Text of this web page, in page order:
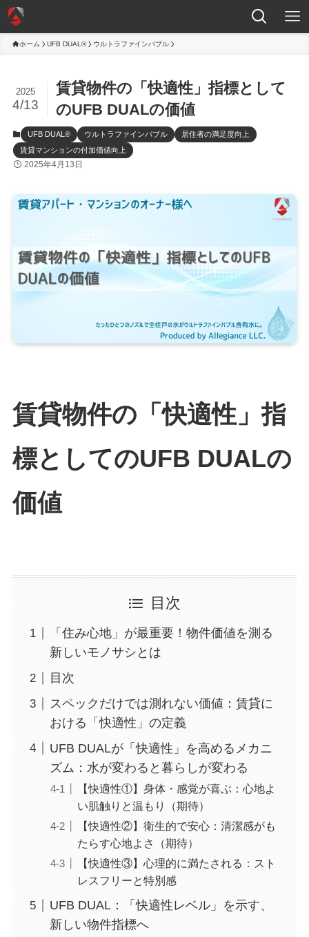
ホーム UFB DUAL® ウルトラファインバブル
賃貸物件の「快適性」指標として
のUFB DUALの価値
2025
4/13
UFB DUAL® ウルトラファインバブル
居住者の満足度向上
賃貸マンションの付加価値向上
2025年4月13日
賃貸物件の「快適性」指
標としてのUFB DUALの
価値
目次
「住み心地」が最重要！物件価値を測る
新しいモノサシとは
目次
スペックだけでは測れない価値：賃貸に
おける「快適性」の定義
UFB DUALが「快適性」を高めるメカニ
ズム：水が変わると暮らしが変わる
【快適性①】身体・感覚が喜ぶ：心地よ
い肌触りと温もり（期待）
【快適性②】衛生的で安心：清潔感がも
たらす心地よさ（期待）
【快適性③】心理的に満たされる：スト
レスフリーと特別感
UFB DUAL：「快適性レベル」を示す、
新しい物件指標へ